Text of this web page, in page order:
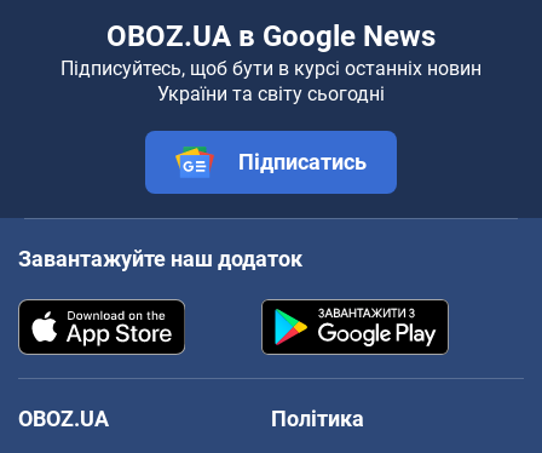
OBOZ.UA в Google News
Підписуйтесь, щоб бути в курсі останніх новин
України та світу сьогодні
Підписатись
Завантажуйте наш додаток
OBOZ.UA
Політика